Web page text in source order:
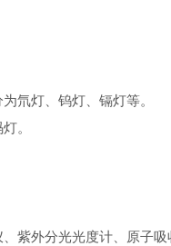
氘灯、钨灯、镉灯等。
。
紫外分光光度计、原子